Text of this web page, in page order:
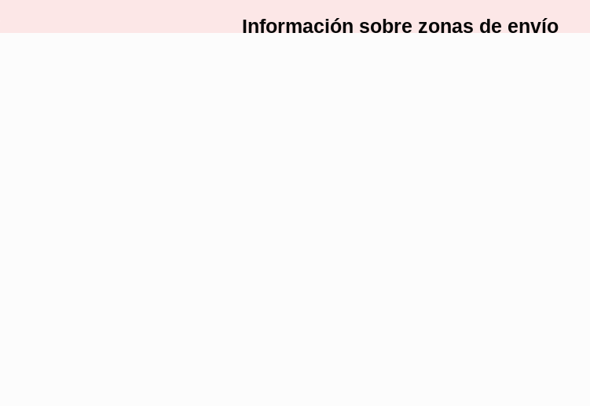
Información sobre zonas de envío